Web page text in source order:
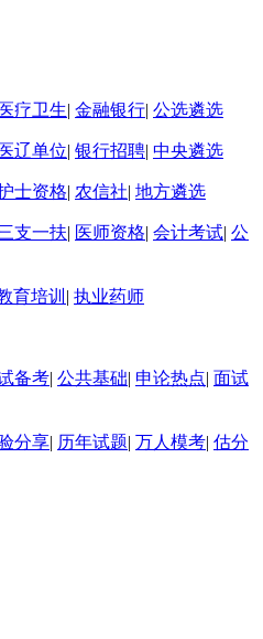
医疗卫生| 金融银行| 公选遴选
医辽单位| 银行招聘| 中央遴选
士资格| 农信社| 地方遴选
支一扶| 医师资格| 会计考试| 公
育培训 | 执业药师
备考| 公共基础| 申论热点| 面试
分享| 历年试题| 万人模考| 估分